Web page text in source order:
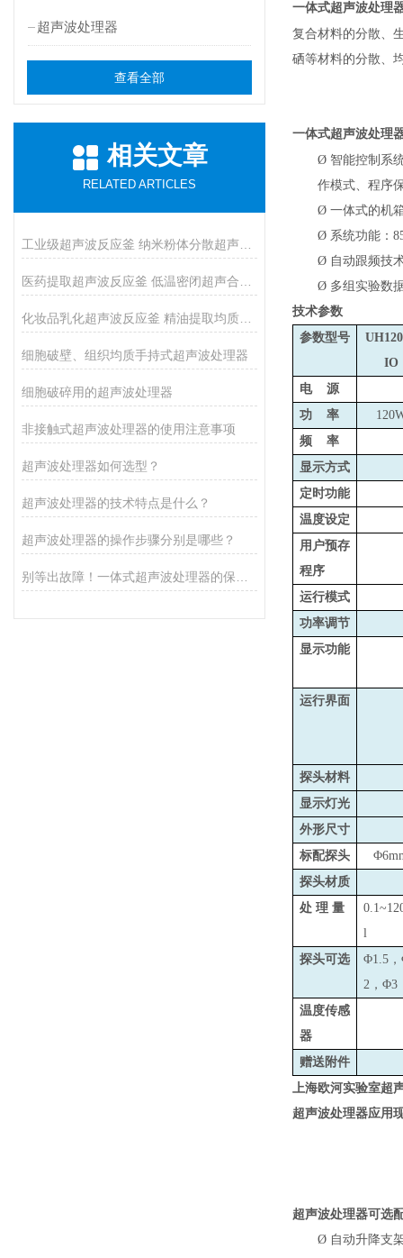
超声波处理器
查看全部
相关文章
RELATED ARTICLES
细胞破壁、组织均质手持式超声波处理器
细胞破碎用的超声波处理器
非接触式超声波处理器的使用注意事项
超声波处理器如何选型？
超声波处理器的技术特点是什么？
超声波处理器的操作步骤分别是哪些？
一体式超声波处理
复合材料的分散、
硒等材料的分散、
一体式超声波处理
Ø 智能控制系
作模式、程序
Ø 一体式的机
Ø 系统功能：
Ø 自动跟频技
Ø 多组实验数
技术参数
参数型号
IO
电 源
功 率
频 率
显示方式
定时功能
温度设定
用户预存
程序
运行模式
功率调节
显示功能
运行界面
探头材料
显示灯光
外形尺寸
标配探头
探头材质
处 理 量
l
探头可选
Φ1.5
2，Φ3
温度传感
器
赠送附件
上海欧河实验室超
超声波处理器应用
超声波处理器可选
Ø 自动升降支